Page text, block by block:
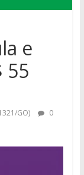
e
55
GO)
0